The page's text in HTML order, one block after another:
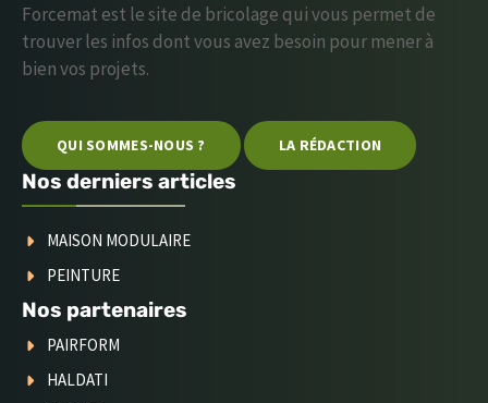
Forcemat est le site de bricolage qui vous permet de
trouver les infos dont vous avez besoin pour mener à
bien vos projets.
QUI SOMMES-NOUS ? LA RÉDACTION
Nos derniers articles
MAISON MODULAIRE
PEINTURE
Nos partenaires
PAIRFORM
HALDATI